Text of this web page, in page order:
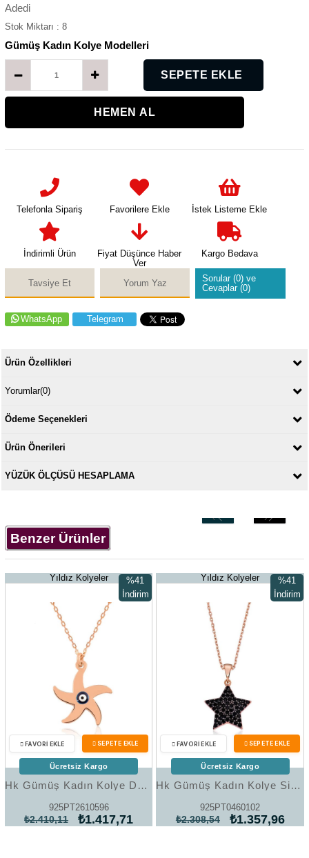
Adedi
Stok Miktarı : 8
Gümüş Kadın Kolye Modelleri
Telefonla Sipariş Favorilere Ekle İstek Listeme Ekle
İndirimli Ürün
Fiyat Düşünce Haber
Ver
Kargo Bedava
Tavsiye Et Yorum Yaz
Sorular (0) ve
Cevaplar (0)
WhatsApp Telegram
Ürün Özellikleri
Yorumlar(0)
Ödeme Seçenekleri
Ürün Önerileri
YÜZÜK ÖLÇÜSÜ HESAPLAMA
Benzer Ürünler
Yıldız Kolyeler
Hk Gümüş Kadın Kolye Deniz Yıldızı |Gümüş Takı Hediyelik Ürünler
925PT2610596
₺1.417,71
₺2.410,11
%41
İndirim
Ücretsiz Kargo
Yıldız Kolyeler
Hk Gümüş Kadın Kolye Siyah Taşlı Yıldız |Gümüş Takı Hediyelik Ürünler
925PT0460102
₺1.357,96
₺2.308,54
%41
İndirim
Ücretsiz Kargo
‹ ›